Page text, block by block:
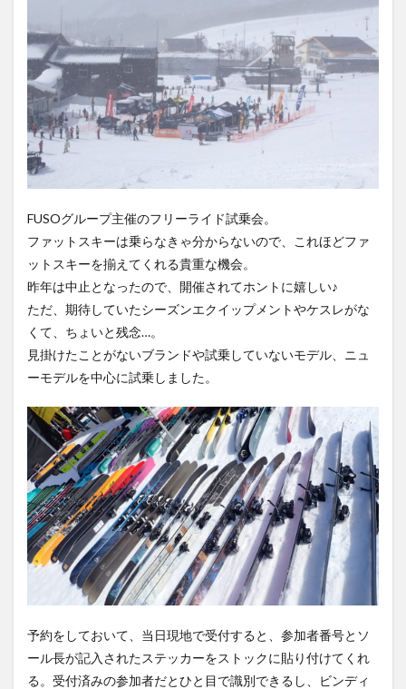
FUSOグループ主催のフリーライド試乗会。
ファットスキーは乗らなきゃ分からないので、これほどファ
ットスキーを揃えてくれる貴重な機会。
昨年は中止となったので、開催されてホントに嬉しい♪
ただ、期待していたシーズンエクイップメントやケスレがな
くて、ちょいと残念…。
見掛けたことがないブランドや試乗していないモデル、ニュ
ーモデルを中心に試乗しました。
予約をしておいて、当日現地で受付すると、参加者番号とソ
ール長が記入されたステッカーをストックに貼り付けてくれ
る。受付済みの参加者だとひと目で識別できるし、ビンディ